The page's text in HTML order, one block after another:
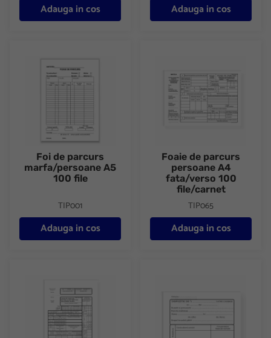
Adauga in cos Adauga in cos
Foi de parcurs
marfa/persoane A5
100 file
TIP001
Adauga in cos
Foaie de parcurs
persoane A4
fata/verso 100
file/carnet
TIP065
Adauga in cos